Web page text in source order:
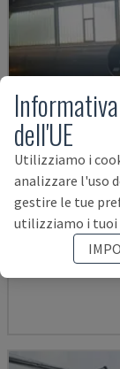
IRD 1600 CNC
IRLE - CENTRO DI
dell'UE
Utilizziamo i
analizzare l'uso
gestire le tue
utilizziamo i tuoi